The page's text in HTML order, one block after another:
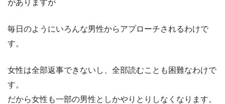
がありますが
毎日のようにいろんな男性からアプローチされるわけで
す。
女性は全部返事できないし、全部読むことも困難なわけで
す。
だから女性も一部の男性としかやりとりしなくなります。